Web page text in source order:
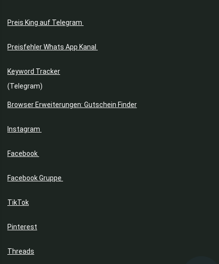
Preis King auf Telegram
Preisfehler Whats App Kanal
Keyword Tracker
(Telegram)
Browser Erweiterungen: Gutschein Finder
Instagram
Facebook
Facebook Gruppe
TikTok
Pinterest
Threads